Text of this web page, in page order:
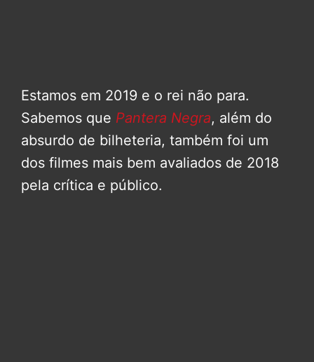
Estamos em 2019 e o rei não para.
Sabemos que Pantera Negra, além do
absurdo de bilheteria, também foi um
dos filmes mais bem avaliados de 2018
pela crítica e público.